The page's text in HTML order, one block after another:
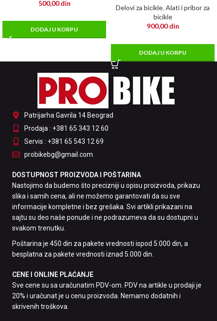
500,00din
DODAJ U KORPU
Delovi za bicikle, Alati i pribor za
bicikle
900,00din
DODAJ U KORPU
Patrijarha Gavrila 14 Beograd
Prodaja : +381 65 343 12 60
Servis : +381 65 543 12 69
probikebg@gmail.com
DOSTUPNOST PROIZVODA I POŠTARINA
Nastojimo da budemo što precizniji u opisu proizvoda, prikazu
slika i samih cena, ali ne možemo garantovati da su sve
informacije kompletne i bez grešaka. Svi artikli prikazani na
sajtu su deo naše ponude i ne podrazumeva da su dostupni u
svakom trenutku.
Poštarina je 450 din za pakete vrednosti ispod 5.000 din, a
besplatna za pakete vrednosti iznad 5.000 din.
CENE I ONLINE PLAĆANJE
Sve cene su sa uračunatim PDV-om. PDV na artikle u prodaji je
20% i uračunat je u cenu proizvoda. Nemamo dodatnih i
skrivenih troškova.